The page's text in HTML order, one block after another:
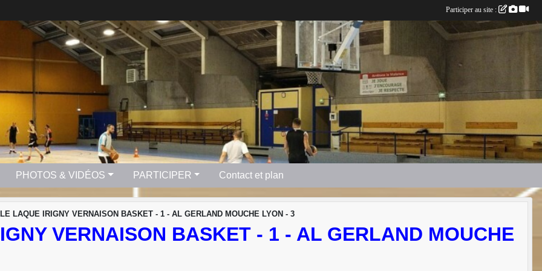
PHOTOS & VIDÉOS PARTICIPER Contact et plan
LAQUE IRIGNY VERNAISON BASKET - 1 - AL GERLAND MOUCHE LYON - 3
VERNAISON BASKET - 1 - AL GERLAND MOUCHE
Participer au site :